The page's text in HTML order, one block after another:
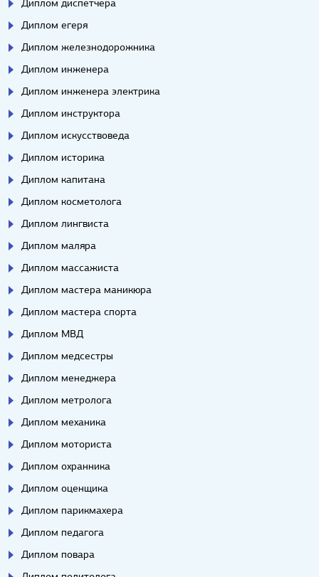
Диплом диспетчера
Диплом егеря
Диплом железнодорожника
Диплом инженера
Диплом инженера электрика
Диплом инструктора
Диплом искусствоведа
Диплом историка
Диплом капитана
Диплом косметолога
Диплом лингвиста
Диплом маляра
Диплом массажиста
Диплом мастера маникюра
Диплом мастера спорта
Диплом МВД
Диплом медсестры
Диплом менеджера
Диплом метролога
Диплом механика
Диплом моториста
Диплом охранника
Диплом оценщика
Диплом парикмахера
Диплом педагога
Диплом повара